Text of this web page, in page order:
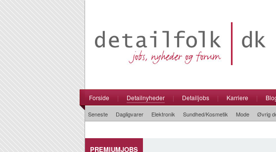
Forside | Detailnyheder | Detailjobs | Karriere |
Seneste Dagligvarer Elektronik Sundhed/Kosmetik Mode Øvrig
PREMIUMJOBS